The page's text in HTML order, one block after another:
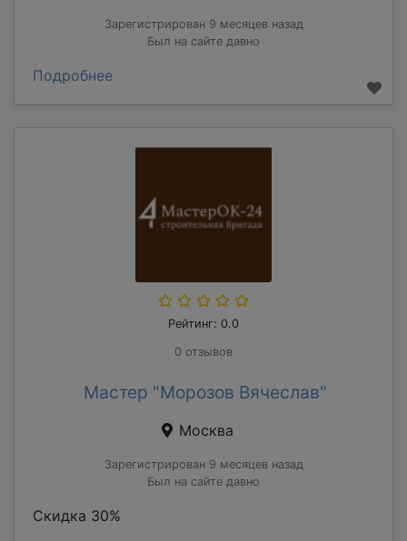
Зарегистрирован 9 месяцев назад
Был на сайте давно
Подробнее
Рейтинг: 0.0
0 отзывов
Мастер "Морозов Вячеслав"
Москва
Зарегистрирован 9 месяцев назад
Был на сайте давно
Скидка 30%